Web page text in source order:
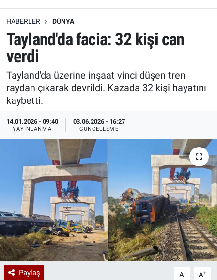
HABERLER DÜNYA
Tayland'da facia: 32 kişi can
verdi
Tayland'da üzerine inşaat vinci düşen tren
raydan çıkarak devrildi. Kazada 32 kişi hayatını
kaybetti.
14.01.2026 - 09:40
YAYINLANMA
03.06.2026 - 16:27
GÜNCELLEME
Paylaş A- A+
Erişim Bilgileri
Ekonomi
Trend
Yazarlar
Erişim Bilgileri
Spor
Ekonomi
Medya
Özel Haberler
Kadın
Erişim Bilgileri
Sağlık
Teknoloji
Erişim Bilgileri
Tüm Manşetler
Son Dakika Haberleri